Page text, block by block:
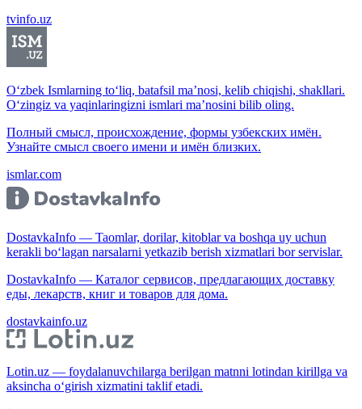
tvinfo.uz
O‘zbek Ismlarning to‘liq, batafsil ma’nosi, kelib chiqishi, shakllari.
O‘zingiz va yaqinlaringizni ismlari ma’nosini bilib oling.
Полный смысл, происхождение, формы узбекских имён.
Узнайте смысл своего имени и имён близких.
ismlar.com
DostavkaInfo — Taomlar, dorilar, kitoblar va boshqa uy uchun
kerakli bo‘lagan narsalarni yetkazib berish xizmatlari bor servislar.
DostavkaInfo — Каталог сервисов, предлагающих доставку
еды, лекарств, книг и товаров для дома.
dostavkainfo.uz
Lotin.uz — foydalanuvchilarga berilgan matnni lotindan kirillga va
aksincha o‘girish xizmatini taklif etadi.